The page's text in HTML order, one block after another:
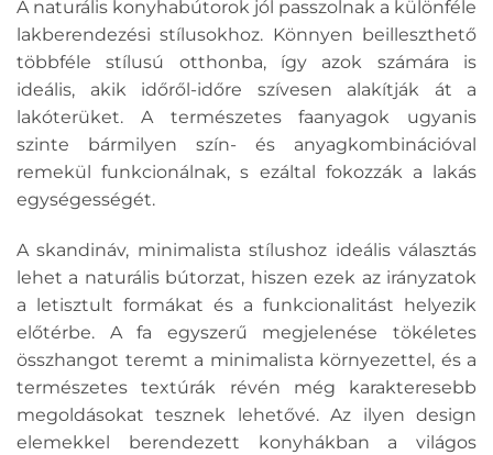
A naturális konyhabútorok jól passzolnak a különféle
lakberendezési stílusokhoz. Könnyen beilleszthető
többféle stílusú otthonba, így azok számára is
ideális, akik időről-időre szívesen alakítják át a
lakóterüket. A természetes faanyagok ugyanis
szinte bármilyen szín- és anyagkombinációval
remekül funkcionálnak, s ezáltal fokozzák a lakás
egységességét.
A skandináv, minimalista stílushoz ideális választás
lehet a naturális bútorzat, hiszen ezek az irányzatok
a letisztult formákat és a funkcionalitást helyezik
előtérbe. A fa egyszerű megjelenése tökéletes
összhangot teremt a minimalista környezettel, és a
természetes textúrák révén még karakteresebb
megoldásokat tesznek lehetővé. Az ilyen design
elemekkel berendezett konyhákban a világos